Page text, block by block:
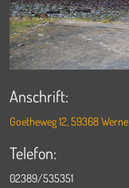
Anschrift:
Goetheweg 12, 59368 Werne
Telefon:
02389/535351